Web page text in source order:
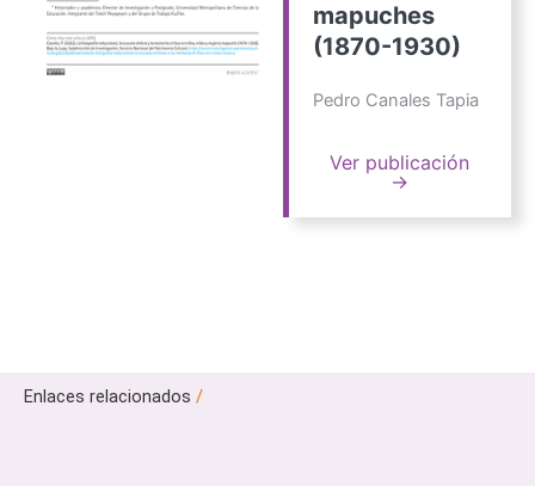
mapuches
(1870-1930)
Pedro Canales Tapia
Ver publicación
→
Enlaces relacionados /